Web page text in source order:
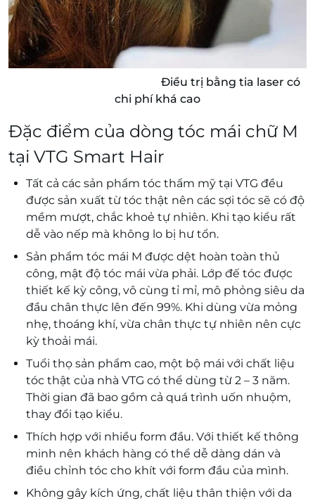
Điều trị bằng tia laser có
chi phí khá cao
Đặc điểm của dòng tóc mái chữ M
tại VTG Smart Hair
Tất cả các sản phẩm tóc thẩm mỹ tại VTG đều
được sản xuất từ tóc thật nên các sợi tóc sẽ có độ
mềm mượt, chắc khoẻ tự nhiên. Khi tạo kiểu rất
dễ vào nếp mà không lo bị hư tổn.
Sản phẩm tóc mái M được dệt hoàn toàn thủ
công, mật độ tóc mái vừa phải. Lớp đế tóc được
thiết kế kỳ công, vô cùng tỉ mỉ, mô phỏng siêu da
đầu chân thực lên đến 99%. Khi dùng vừa mỏng
nhẹ, thoáng khí, vừa chân thực tự nhiên nên cực
kỳ thoải mái.
Tuổi thọ sản phẩm cao, một bộ mái với chất liệu
tóc thật của nhà VTG có thể dùng từ 2 – 3 năm.
Thời gian đã bao gồm cả quá trình uốn nhuộm,
thay đổi tạo kiểu.
Thích hợp với nhiều form đầu. Với thiết kế thông
minh nên khách hàng có thể dễ dàng dán và
điều chỉnh tóc cho khít với form đầu của mình.
Không gây kích ứng, chất liệu thân thiện với da